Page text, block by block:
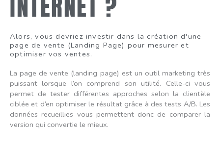
Alors, vous devriez investir dans la création d'une
page de vente (Landing Page) pour mesurer et
optimiser vos ventes.
La page de vente (landing page) est un outil marketing très
puissant lorsque l’on comprend son utilité. Celle-ci vous
permet de tester différentes approches selon la clientèle
ciblée et d’en optimiser le résultat grâce à des tests A/B. Les
données recueillies vous permettent donc de comparer la
version qui convertie le mieux.